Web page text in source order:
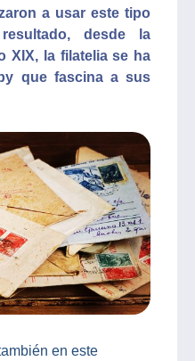
a usar este tipo
desde la
XIX, la filatelia se ha
que fascina a sus
en este